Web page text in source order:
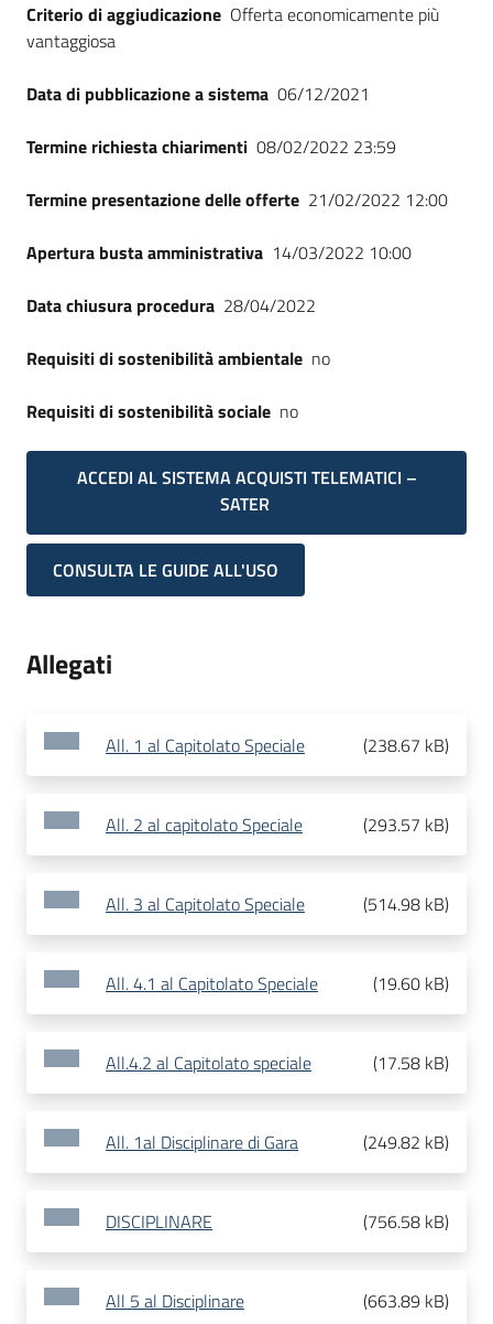
Criterio di aggiudicazione Offerta economicamente più
vantaggiosa
Data di pubblicazione a sistema 06/12/2021
Termine richiesta chiarimenti 08/02/2022 23:59
Termine presentazione delle offerte 21/02/2022 12:00
Apertura busta amministrativa 14/03/2022 10:00
Data chiusura procedura 28/04/2022
Requisiti di sostenibilità ambientale no
Requisiti di sostenibilità sociale no
ACCEDI AL SISTEMA ACQUISTI TELEMATICI –
SATER
CONSULTA LE GUIDE ALL'USO
Allegati
All. 1 al Capitolato Speciale (238.67 kB)
All. 2 al capitolato Speciale (293.57 kB)
All. 3 al Capitolato Speciale (514.98 kB)
All. 4.1 al Capitolato Speciale (19.60 kB)
All.4.2 al Capitolato speciale (17.58 kB)
All. 1al Disciplinare di Gara (249.82 kB)
DISCIPLINARE (756.58 kB)
All 5 al Disciplinare (663.89 kB)